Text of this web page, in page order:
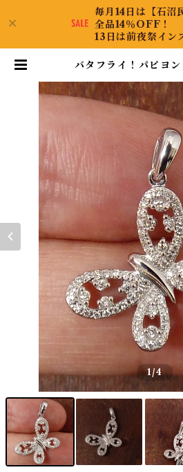
毎月14日は【石沼
全品14％OFF！
13日は前夜祭イン
バタフライ！パピヨ
1/4